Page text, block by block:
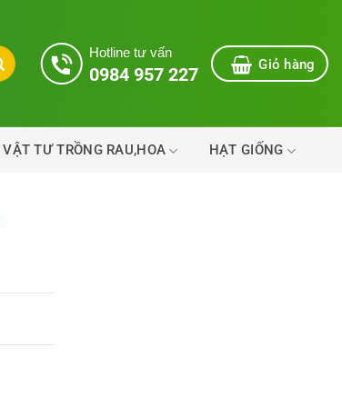
Hotline tư vấn
0984 957 227 Giỏ hàng
VẬT TƯ TRỒNG RAU,HOA HẠT GIỐNG